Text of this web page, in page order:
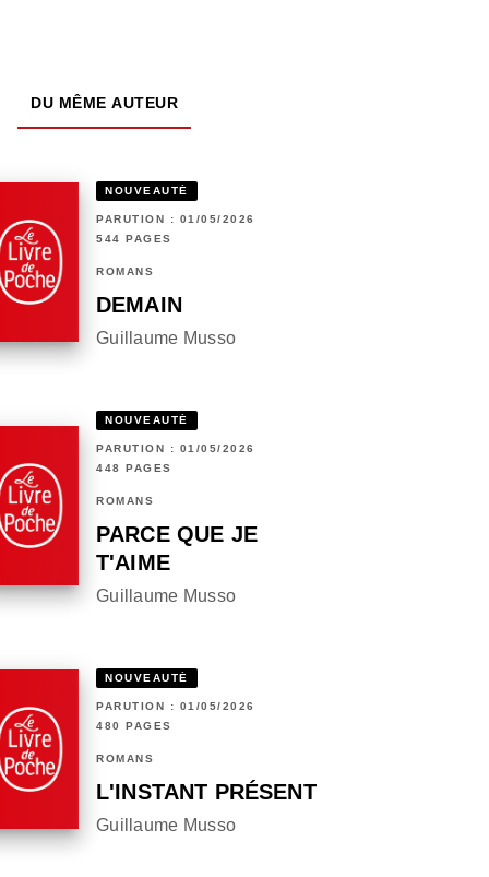
DU MÊME AUTEUR
NOUVEAUTÉ
PARUTION : 01/05/2026
544 PAGES
ROMANS
DEMAIN
Guillaume Musso
NOUVEAUTÉ
PARUTION : 01/05/2026
448 PAGES
ROMANS
PARCE QUE JE
T'AIME
Guillaume Musso
NOUVEAUTÉ
PARUTION : 01/05/2026
480 PAGES
ROMANS
L'INSTANT PRÉSENT
Guillaume Musso